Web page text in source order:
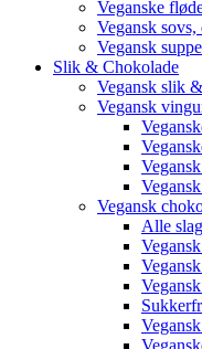
Veganske
Vegansk
Vegansk
Slik & Chokolade
Vegansk slik
Vegansk
Vegansk
Alle